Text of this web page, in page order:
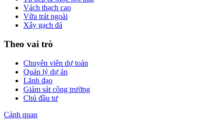
Vách thạch cao
Vữa trát ngoài
Xây gạch đá
Theo vai trò
Chuyên viên dự toán
Quản lý dự án
Lãnh đạo
Giám sát công trường
Chủ đầu tư
Cảnh quan